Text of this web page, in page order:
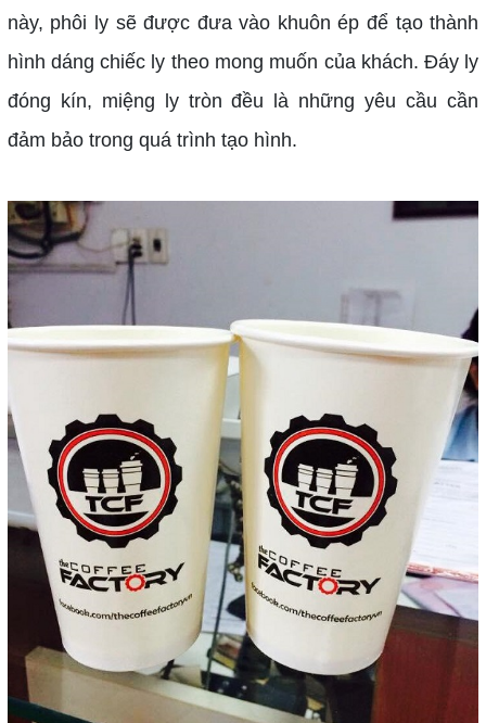
này, phôi ly sẽ được đưa vào khuôn ép để tạo thành
hình dáng chiếc ly theo mong muốn của khách. Đáy ly
đóng kín, miệng ly tròn đều là những yêu cầu cần
đảm bảo trong quá trình tạo hình.